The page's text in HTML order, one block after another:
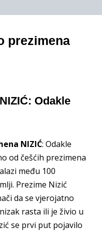
prezimena
Odakle
NIZIĆ: Odakle
od češćih prezimena
među 100
Prezime Nizić
da se vjerojatno
rasta ili je živio u
se prvi put pojavilo